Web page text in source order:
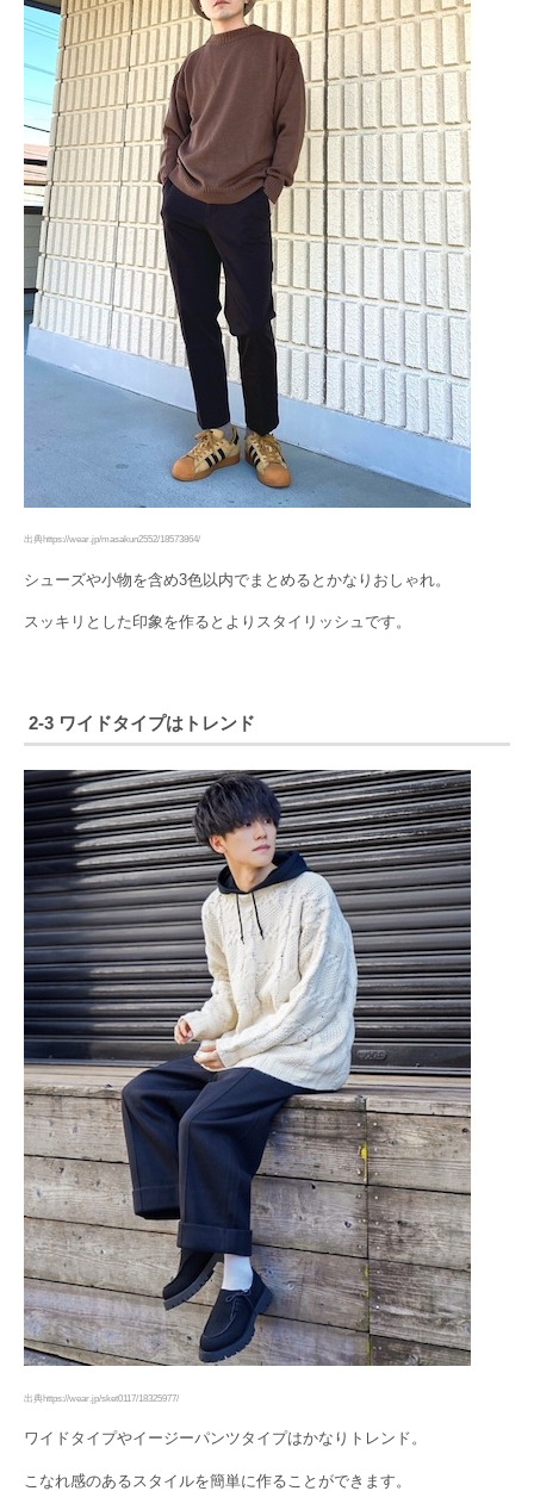
出典https://wear.jp/masakun2552/18573864/
シューズや小物を含め3色以内でまとめるとかなりおしゃれ。
スッキリとした印象を作るとよりスタイリッシュです。
2-3 ワイドタイプはトレンド
出典https://wear.jp/sket0117/18325977/
ワイドタイプやイージーパンツタイプはかなりトレンド。
こなれ感のあるスタイルを簡単に作ることができます。